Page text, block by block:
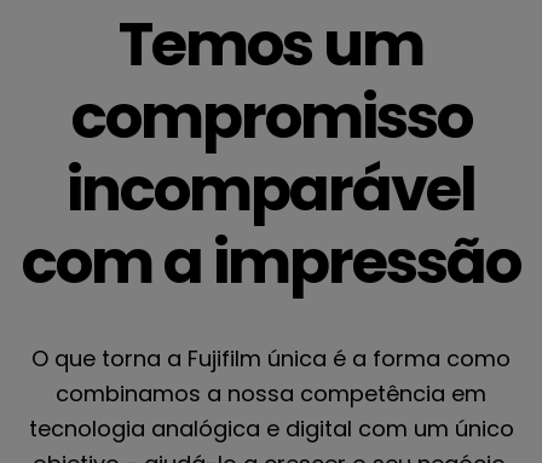
Temos um
compromisso
incomparável
com a impressão
O que torna a Fujifilm única é a forma como
combinamos a nossa competência em
tecnologia analógica e digital com um único